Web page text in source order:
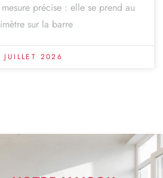
précise : elle se prend au
sur la barre
JUILLET 2026